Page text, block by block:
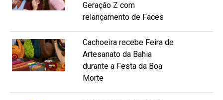
Geração Z com
relançamento de Faces
Cachoeira recebe Feira de
Artesanato da Bahia
durante a Festa da Boa
Morte